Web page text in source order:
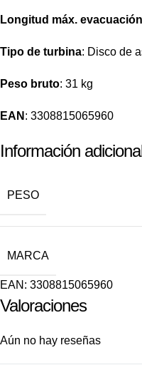
Longitud máx. evacuación
Tipo de turbina: Disco de
Peso bruto: 31 kg
EAN : 3308815065960
Información
PESO
MARCA
EAN: 3308815065960
Valoraciones
Aún no hay reseñas